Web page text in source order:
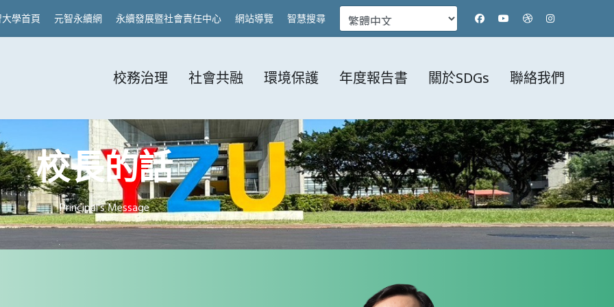
學首頁 元智永續網 永續發展暨社會責任中心 網站導覽 智慧搜尋
校務治理 社會共融 環境保護 年度報告書 關於SDGs 聯絡我們
校長的話
Principal's Message